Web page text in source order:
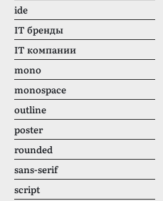
ide
IT бренды
IT компании
mono
monospace
outline
poster
rounded
sans-serif
script